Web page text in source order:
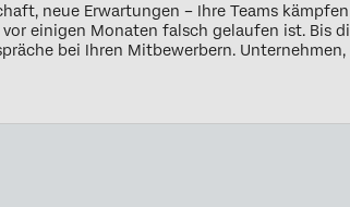
neue Erwartungen – Ihre Teams
einigen Monaten falsch gelaufen ist. Bis
bei Ihren Mitbewerbern.